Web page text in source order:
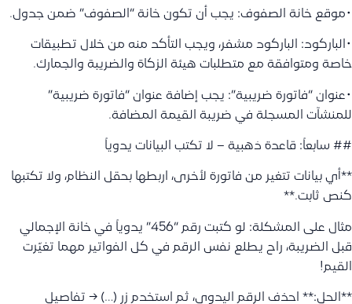
•موقع خانة الصفوف: يجب أن تكون خانة “الصفوف” ضمن جدول.
•الباركود: الباركود مشفر، ويجب التأكد منه من خلال تطبيقات
خاصة ومتوافقة مع متطلبات هيئة الزكاة والضريبة والجمارك.
•عنوان “فاتورة ضريبية”: يجب إضافة عنوان “فاتورة ضريبية”
للمنشآت المسجلة في ضريبة القيمة المضافة.
## سابعاً: قاعدة ذهبية – لا تكتب البيانات يدوياً
**أي بيانات تتغير من فاتورة لأخرى، اربطها بحقل النظام، ولا تكتبها
كنص ثابت.**
مثال على المشكلة: لو كتبت رقم “456” يدوياً في خانة الإجمالي
قبل الضريبة، راح يطلع نفس الرقم في كل الفواتير مهما تغيّرت
القيم!
**الحل:** احذف الرقم اليدوي، ثم استخدم زر (…) → تفاصيل